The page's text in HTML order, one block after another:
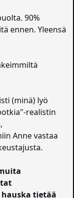
90%
ennen. Yleensä
(minä) lyö
realistin
Anne vastaa
tietää